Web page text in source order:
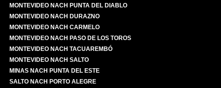
MONTEVIDEO NACH PUNTA DEL DIABLO
MONTEVIDEO NACH DURAZNO
MONTEVIDEO NACH CARMELO
MONTEVIDEO NACH PASO DE LOS TOROS
MONTEVIDEO NACH TACUAREMBÓ
MONTEVIDEO NACH SALTO
MINAS NACH PUNTA DEL ESTE
SALTO NACH PORTO ALEGRE